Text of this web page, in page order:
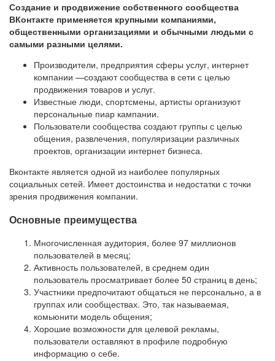
Создание и продвижение собственного сообщества
ВКонтакте применяется крупными компаниями,
общественными организациями и обычными людьми с
самыми разными целями.
Производители, предприятия сферы услуг, интернет
компании —создают сообщества в сети с целью
продвижения товаров и услуг.
Известные люди, спортсмены, артисты организуют
персональные пиар кампании.
Пользователи сообщества создают группы с целью
общения, развлечения, популяризации различных
проектов, организации интернет бизнеса.
Вконтакте является одной из наиболее популярных
социальных сетей. Имеет достоинства и недостатки с точки
зрения продвижения компании.
Основные преимущества
Многочисленная аудитория, более 97 миллионов
пользователей в месяц;
Активность пользователей, в среднем один
пользователь просматривает более 50 страниц в день;
Участники предпочитают общаться не персонально, а в
группах или сообществах. Это, так называемая,
комьюнити модель общения;
Хорошие возможности для целевой рекламы,
пользователи оставляют в профиле подробную
информацию о себе.